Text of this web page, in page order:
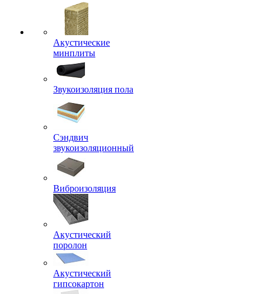
Акустические
минплиты
Звукоизоляция пола
Сэндвич
звукоизоляционный
Виброизоляция
Акустический
поролон
Акустический
гипсокартон